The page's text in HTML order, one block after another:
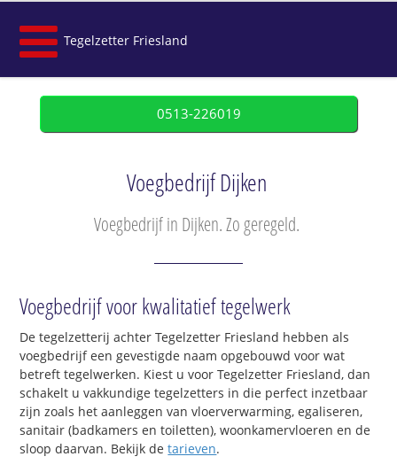
Tegelzetter Friesland
0513-226019
Voegbedrijf Dijken
Voegbedrijf in Dijken. Zo geregeld.
Voegbedrijf voor kwalitatief tegelwerk
De tegelzetterij achter Tegelzetter Friesland hebben als
voegbedrijf een gevestigde naam opgebouwd voor wat
betreft tegelwerken. Kiest u voor Tegelzetter Friesland, dan
schakelt u vakkundige tegelzetters in die perfect inzetbaar
zijn zoals het aanleggen van vloerverwarming, egaliseren,
sanitair (badkamers en toiletten), woonkamervloeren en de
sloop daarvan. Bekijk detarieven.